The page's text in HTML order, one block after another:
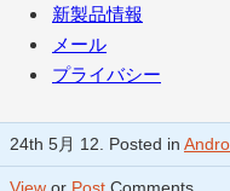
新製品情報
メール
プライバシー
24th 5月 12. Posted in
View or Post Comments.